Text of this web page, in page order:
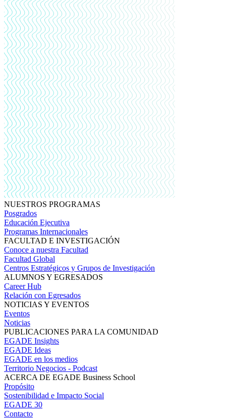
NUESTROS PROGRAMAS
Posgrados
Educación Ejecutiva
Programas Internacionales
FACULTAD E INVESTIGACIÓN
Conoce a nuestra Facultad
Facultad Global
Centros Estratégicos y Grupos de Investigación
ALUMNOS Y EGRESADOS
Career Hub
Relación con Egresados
NOTICIAS Y EVENTOS
Eventos
Noticias
PUBLICACIONES PARA LA COMUNIDAD
EGADE Insights
EGADE Ideas
EGADE en los medios
Territorio Negocios - Podcast
ACERCA DE EGADE Business School
Propósito
Sostenibilidad e Impacto Social
EGADE 30
Contacto